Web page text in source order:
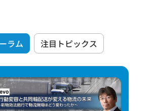
ラム 注目トピックス